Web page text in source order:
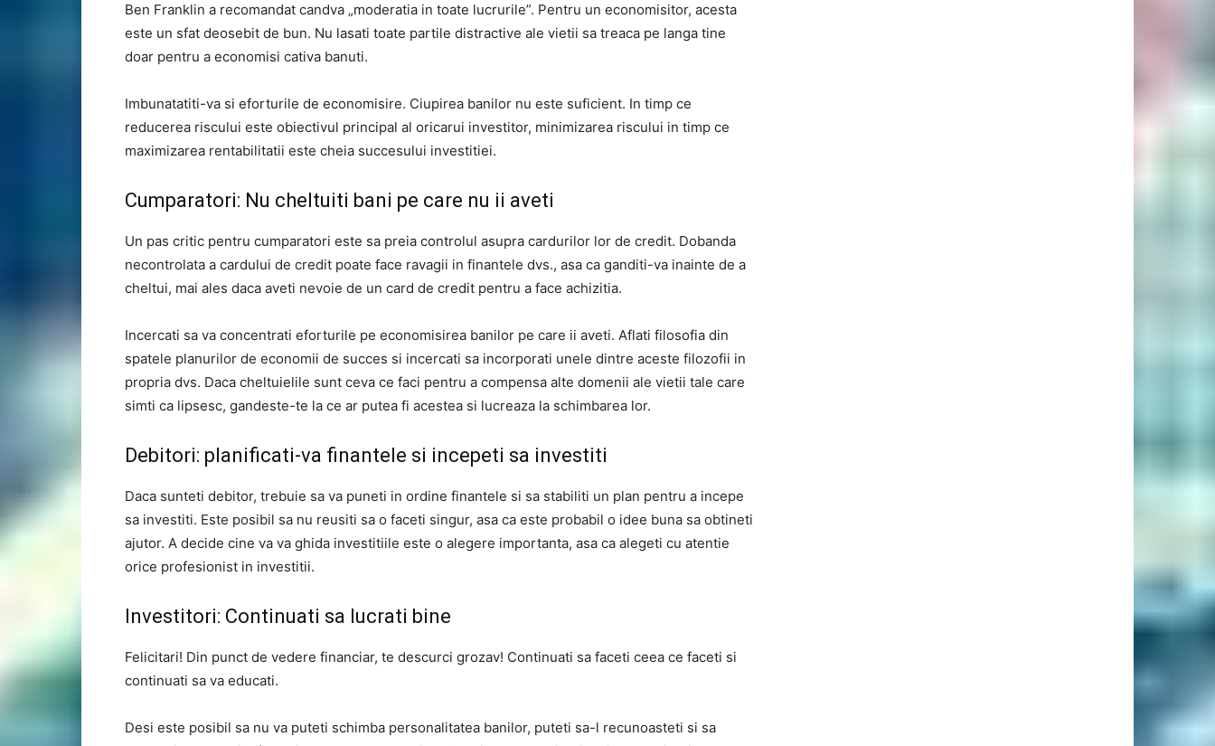
Ben Franklin a recomandat candva „moderatia in toate lucrurile”. Pentru un economisitor, acesta
este un sfat deosebit de bun. Nu lasati toate partile distractive ale vietii sa treaca pe langa tine
doar pentru a economisi cativa banuti.
Imbunatatiti-va si eforturile de economisire. Ciupirea banilor nu este suficient. In timp ce
reducerea riscului este obiectivul principal al oricarui investitor, minimizarea riscului in timp ce
maximizarea rentabilitatii este cheia succesului investitiei.
Cumparatori: Nu cheltuiti bani pe care nu ii aveti
Un pas critic pentru cumparatori este sa preia controlul asupra cardurilor lor de credit. Dobanda
necontrolata a cardului de credit poate face ravagii in finantele dvs., asa ca ganditi-va inainte de a
cheltui, mai ales daca aveti nevoie de un card de credit pentru a face achizitia.
Incercati sa va concentrati eforturile pe economisirea banilor pe care ii aveti. Aflati filosofia din
spatele planurilor de economii de succes si incercati sa incorporati unele dintre aceste filozofii in
propria dvs. Daca cheltuielile sunt ceva ce faci pentru a compensa alte domenii ale vietii tale care
simti ca lipsesc, gandeste-te la ce ar putea fi acestea si lucreaza la schimbarea lor.
Debitori: planificati-va finantele si incepeti sa investiti
Daca sunteti debitor, trebuie sa va puneti in ordine finantele si sa stabiliti un plan pentru a incepe
sa investiti. Este posibil sa nu reusiti sa o faceti singur, asa ca este probabil o idee buna sa obtineti
ajutor. A decide cine va va ghida investitiile este o alegere importanta, asa ca alegeti cu atentie
orice profesionist in investitii.
Investitori: Continuati sa lucrati bine
Felicitari! Din punct de vedere financiar, te descurci grozav! Continuati sa faceti ceea ce faceti si
continuati sa va educati.
Desi este posibil sa nu va puteti schimba personalitatea banilor, puteti sa-l recunoasteti si sa